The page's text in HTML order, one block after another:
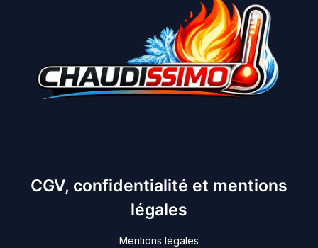
CGV, confidentialité et mentions
légales
Mentions légales